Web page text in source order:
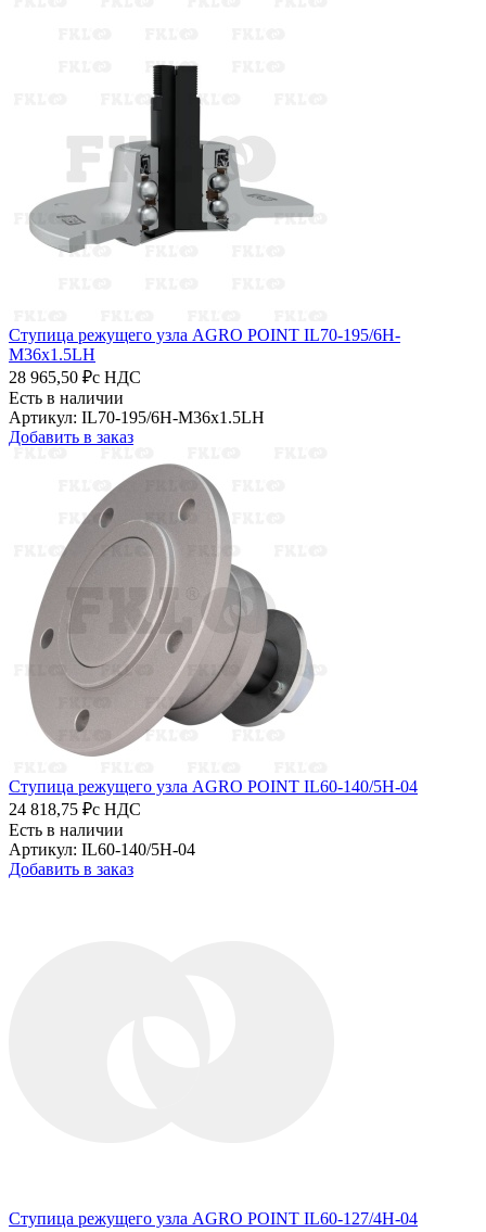
Ступица режущего узла AGRO POINT IL70-195/6H-
M36x1.5LH
28 965,50 ₽с НДС
Есть в наличии
Артикул: IL70-195/6H-M36x1.5LH
Добавить в заказ
Ступица режущего узла AGRO POINT IL60-140/5H-04
24 818,75 ₽с НДС
Есть в наличии
Артикул: IL60-140/5H-04
Добавить в заказ
Ступица режущего узла AGRO POINT IL60-127/4H-04